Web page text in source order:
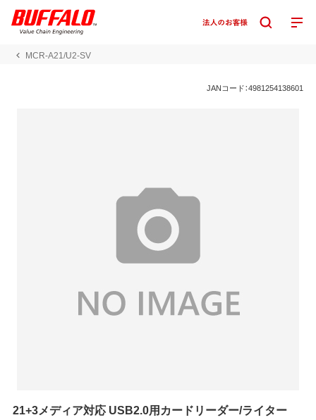
MCR-A21/U2-SV
JANコード：4981254138601
21+3メディア対応 USB2.0用カードリーダー/ライター